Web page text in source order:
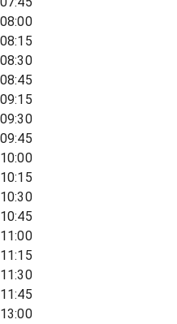
08:00
08:15
08:30
08:45
09:15
09:30
09:45
10:00
10:15
10:30
10:45
11:00
11:15
11:30
11:45
13:00